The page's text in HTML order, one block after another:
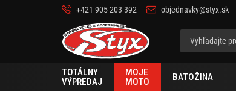
+421 905 203 392 objednavky@styx.sk
Styx
TOTÁLNY
VÝPREDAJ
MOJE
MOTO
BATOŽINA